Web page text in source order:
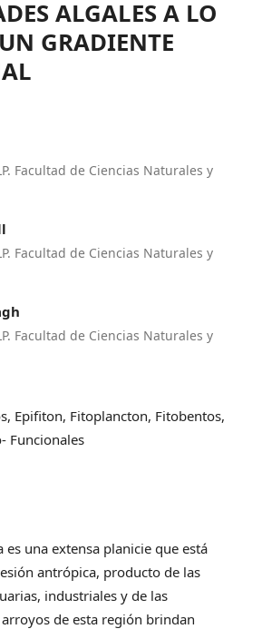
ALGALES A LO
GRADIENTE
Facultad de Ciencias Naturales y
Facultad de Ciencias Naturales y
Facultad de Ciencias Naturales y
Epifiton, Fitoplancton, Fitobentos,
Funcionales
es una extensa planicie que está
antrópica, producto de las
industriales y de las
de esta región brindan